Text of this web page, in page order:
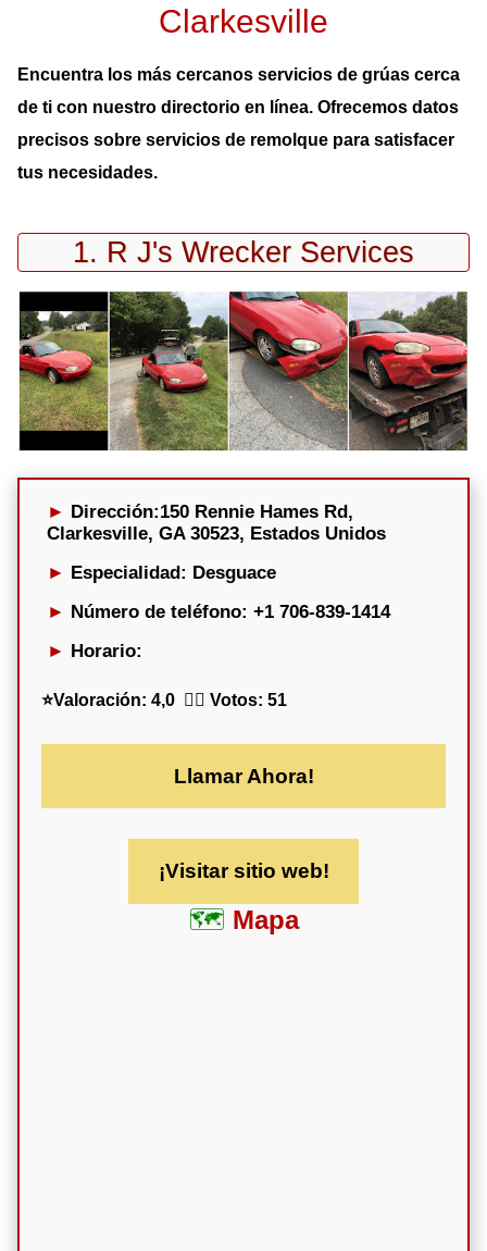
Clarkesville
Encuentra los más cercanos servicios de grúas cerca
de ti con nuestro directorio en línea. Ofrecemos datos
precisos sobre servicios de remolque para satisfacer
tus necesidades.
1. R J's Wrecker Services
Dirección:150 Rennie Hames Rd,
Clarkesville, GA 30523, Estados Unidos
Especialidad: Desguace
Número de teléfono: +1 706-839-1414
Horario:
⭐Valoración: 4,0 🕵️‍♀️ Votos: 51
Llamar Ahora!
¡Visitar sitio web!
Mapa